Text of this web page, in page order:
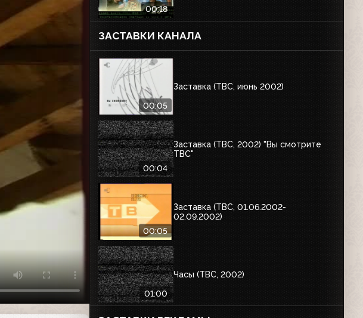
00:18
ЗАСТАВКИ КАНАЛА
00:05
Заставка (ТВС, июнь 2002)
00:04
Заставка (ТВС, 2002) "Вы смотрите
ТВС"
00:05
Заставка (ТВС, 01.06.2002-
02.09.2002)
01:00
Часы (ТВС, 2002)